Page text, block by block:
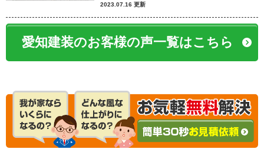
2023.07.16 更新
愛知建装のお客様の声一覧はこちら